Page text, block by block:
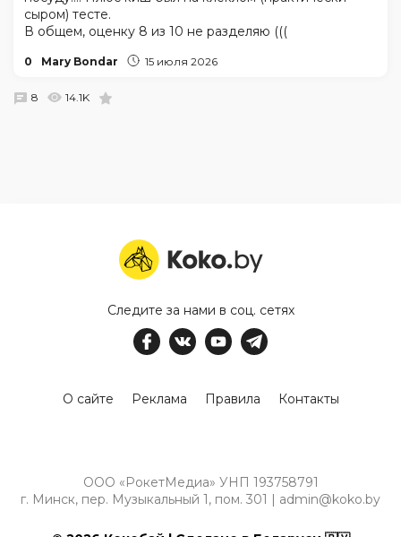
сыром) тесте.
В общем, оценку 8 из 10 не разделяю (((
0 Mary Bondar 15 июля 2026
8 14.1K
Следите за нами в соц. сетях
О сайте Реклама Правила Контакты
ООО «РокетМедиа» УНП 193758791
г. Минск, пер. Музыкальный 1, пом. 301 | admin@koko.by